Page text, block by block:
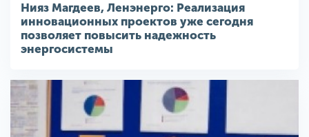
Нияз Магдеев, Ленэнерго: Реализация
инновационных проектов уже сегодня
позволяет повысить надежность
энергосистемы